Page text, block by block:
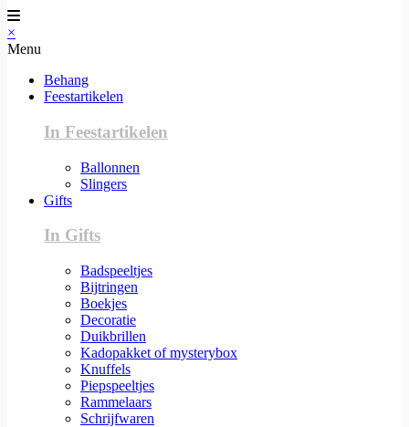
×
Menu
Behang
Feestartikelen
In Feestartikelen
Ballonnen
Slingers
Gifts
In Gifts
Badspeeltjes
Bijtringen
Boekjes
Decoratie
Duikbrillen
Kadopakket of mysterybox
Knuffels
Piepspeeltjes
Rammelaars
Schrijfwaren